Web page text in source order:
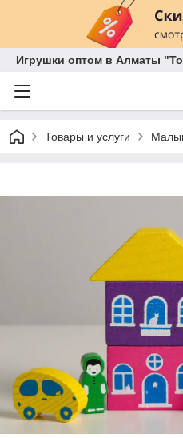
Игрушки оптом в Алматы
Товары и услуги